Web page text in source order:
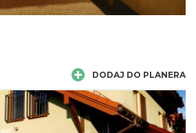
DODAJ DO PLANERA